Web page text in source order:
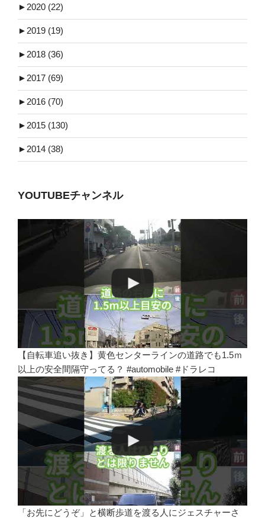
► 2020 (22)
► 2019 (19)
► 2018 (36)
► 2017 (69)
► 2016 (70)
► 2015 (130)
► 2014 (38)
YOUTUBEチャンネル
【自転車追い抜き】黄色センターラインの道路でも1.5ｍ
以上の安全間隔守ってる？ #automobile #ドラレコ
「お先にどうぞ」と横断歩道を渡る人にジェスチャーさ